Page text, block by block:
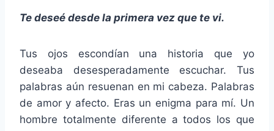
Te deseé desde la primera vez que te vi.
Tus ojos escondían una historia que yo
deseaba desesperadamente escuchar. Tus
palabras aún resuenan en mi cabeza. Palabras
de amor y afecto. Eras un enigma para mí. Un
hombre totalmente diferente a todos los que